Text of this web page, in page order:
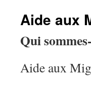
Aide aux
Qui
Aide aux